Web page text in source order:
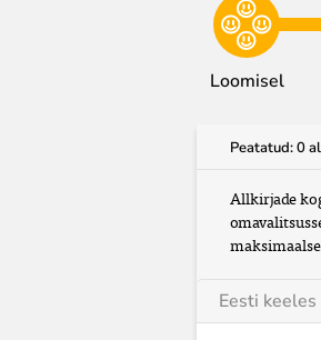
Loomisel
Peatatud: 0
Allkirjade
Eesti keeles